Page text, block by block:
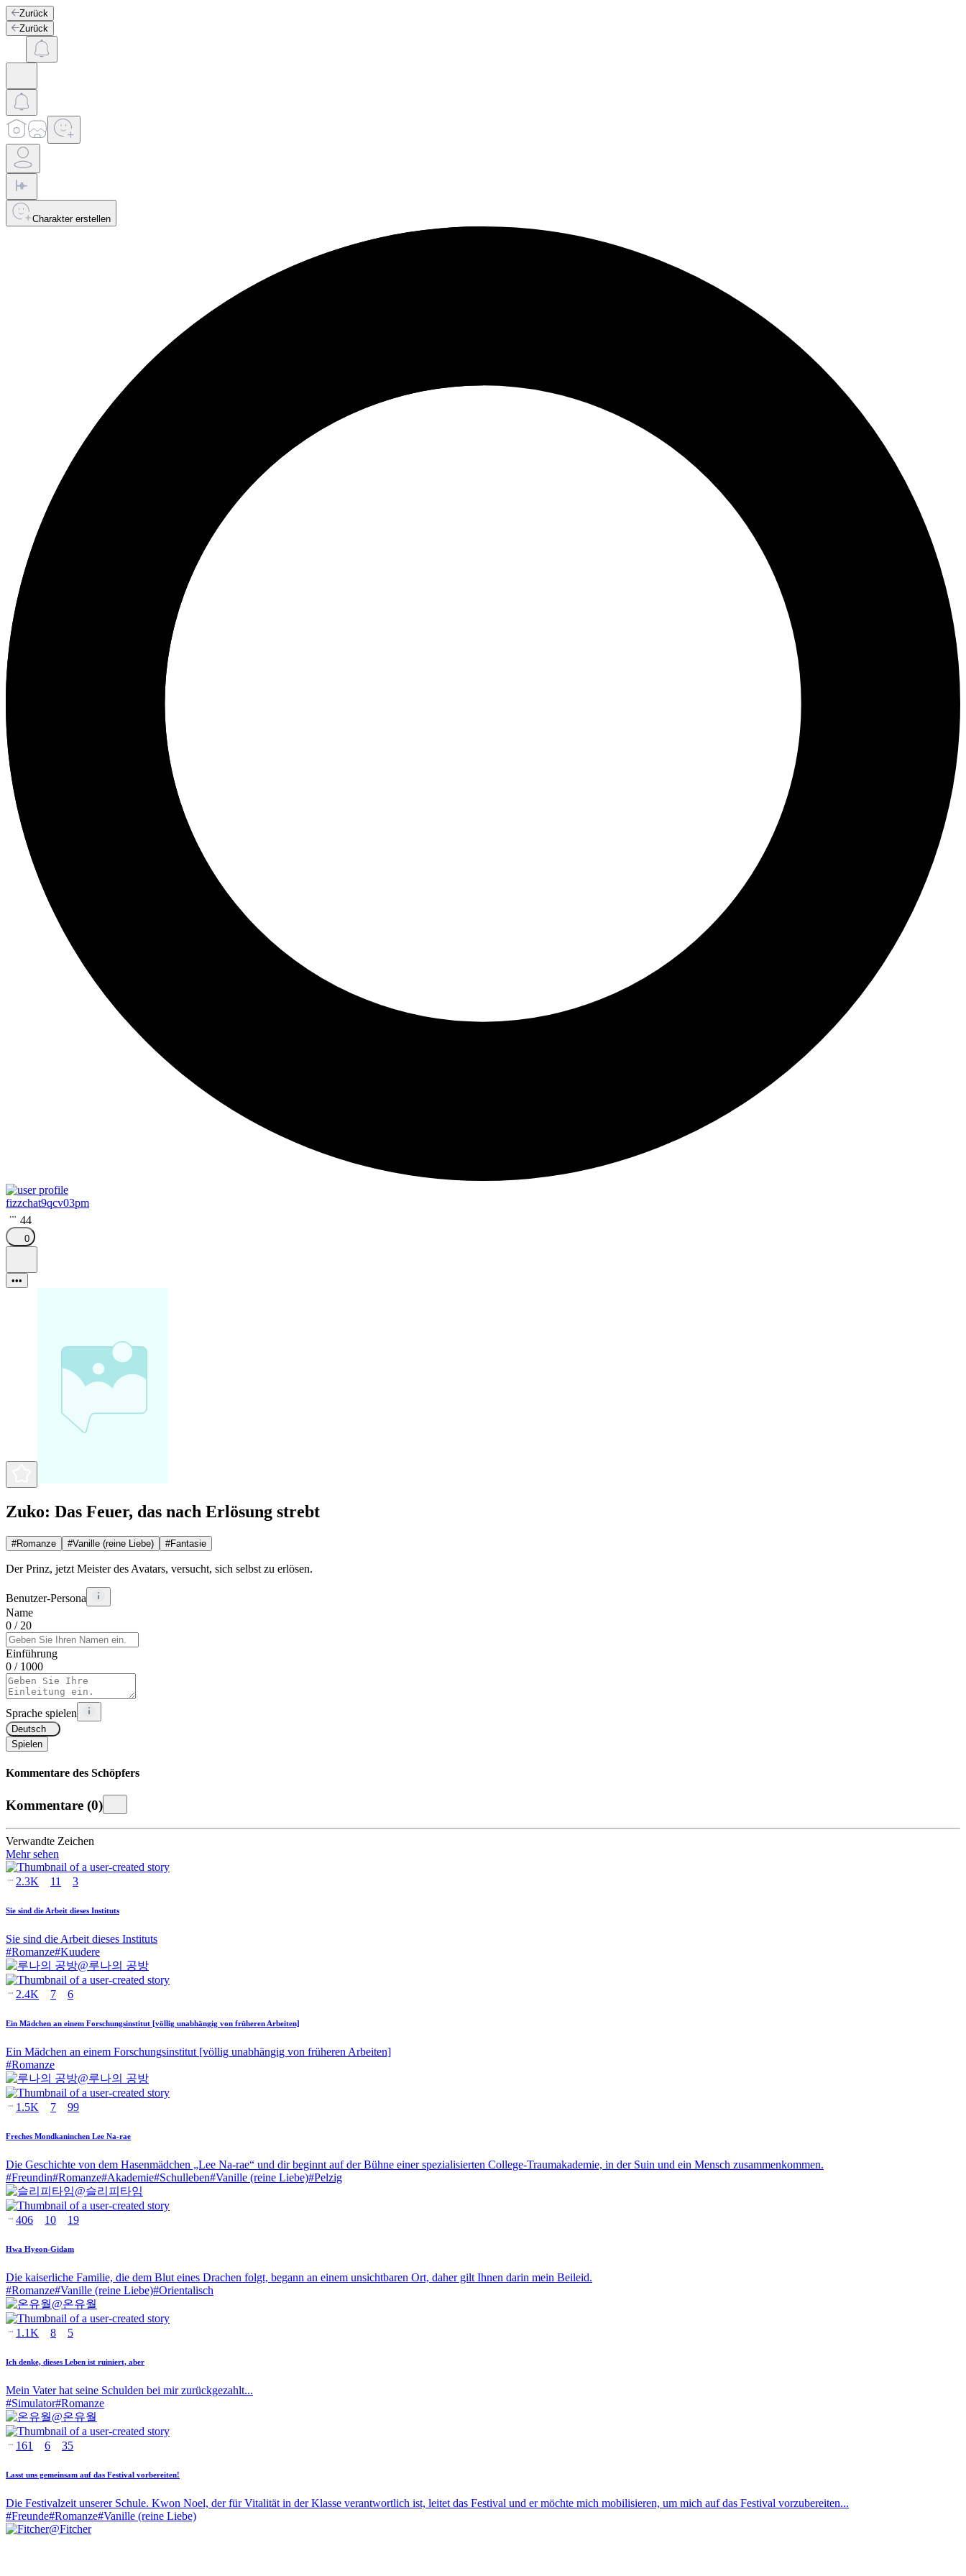
Zurück
Zurück
Charakter erstellen
fizzchat9qcv03pm
44
0
•••
Zuko: Das Feuer, das nach Erlösung strebt
#Romanze #Vanille (reine Liebe) #Fantasie
Der Prinz, jetzt Meister des Avatars, versucht, sich selbst zu erlösen.
Benutzer-Persona
Name
0 / 20
Einführung
0 / 1000
Sprache spielen
Deutsch
Spielen
Kommentare des Schöpfers
Kommentare (0)
Verwandte Zeichen
Mehr sehen
2.3K 11 3
Sie sind die Arbeit dieses Instituts
Sie sind die Arbeit dieses Instituts
#Romanze#Kuudere
@루나의 공방
2.4K 7 6
Ein Mädchen an einem Forschungsinstitut [völlig unabhängig von früheren Arbeiten]
Ein Mädchen an einem Forschungsinstitut [völlig unabhängig von früheren Arbeiten]
#Romanze
@루나의 공방
1.5K 7 99
Freches Mondkaninchen Lee Na-rae
Die Geschichte von dem Hasenmädchen „Lee Na-rae“ und dir beginnt auf der Bühne einer spezialisierten College-Traumakademie, in der Suin und ein Mensch zusammenkommen.
#Freundin#Romanze#Akademie#Schulleben#Vanille (reine Liebe)#Pelzig
@슬리피타임
406 10 19
Hwa Hyeon-Gidam
Die kaiserliche Familie, die dem Blut eines Drachen folgt, begann an einem unsichtbaren Ort, daher gilt Ihnen darin mein Beileid.
#Romanze#Vanille (reine Liebe)#Orientalisch
@온유월
1.1K 8 5
Ich denke, dieses Leben ist ruiniert, aber
Mein Vater hat seine Schulden bei mir zurückgezahlt...
#Simulator#Romanze
@온유월
161 6 35
Lasst uns gemeinsam auf das Festival vorbereiten!
Die Festivalzeit unserer Schule. Kwon Noel, der für Vitalität in der Klasse verantwortlich ist, leitet das Festival und er möchte mich mobilisieren, um mich auf das Festival vorzubereiten...
#Freunde#Romanze#Vanille (reine Liebe)
@Fitcher